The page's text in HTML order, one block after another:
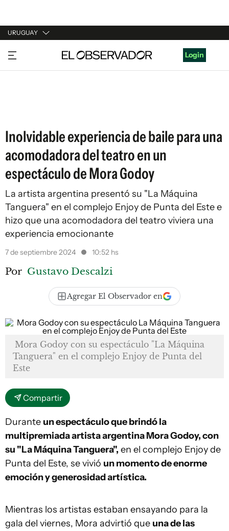
URUGUAY
URUGUAY
ARGENTINA
Login
Inolvidable experiencia de baile para una
acomodadora del teatro en un
espectáculo de Mora Godoy
La artista argentina presentó su "La Máquina
Tanguera" en el complejo Enjoy de Punta del Este e
hizo que una acomodadora del teatro viviera una
experiencia emocionante
7 de septiembre 2024 10:52 hs
Por Gustavo Descalzi
Agregar El Observador en
Mora Godoy con su espectáculo "La Máquina
Tanguera" en el complejo Enjoy de Punta del
Este
Compartir
Durante un espectáculo que brindó la
multipremiada artista argentina Mora Godoy, con
su "La Máquina Tanguera", en el complejo Enjoy de
Punta del Este, se vivió un momento de enorme
emoción y generosidad artística.
Mientras los artistas estaban ensayando para la
gala del viernes, Mora advirtió que una de las